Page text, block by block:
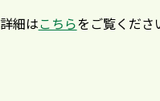
詳細はこちらをご覧くださ